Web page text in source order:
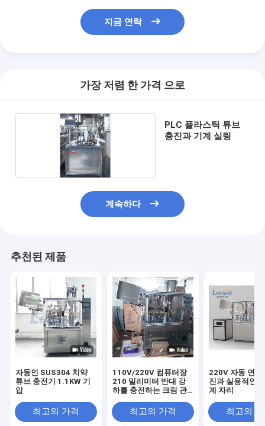
지금 연락
가장 저렴 한 가격 으로
PLC 플라스틱 튜브
충진과 기계 실링
계속하다
추천된 제품
자동인 SUS304 치약
튜브 충전기 1.1KW 기
압
최고의 가격
110V/220V 컴퓨터장
210 밀리미터 반대 강
하를 충전하는 크림 관
최고의 가격
220V 자동 연고
진과 실용적인
계 자리
최고의